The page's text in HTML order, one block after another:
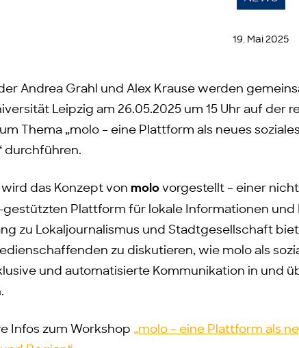
19. Mai 2025
Andrea Grahl und Alex Krause werden
Leipzig am 26.05.2025 um 15 Uhr auf der
Thema „molo – eine Plattform als neues
durchführen.
das Konzept von molo vorgestellt – einer
gestützten Plattform für lokale Informationen und
zu Lokaljournalismus und Stadtgesellschaft
zu diskutieren, wie molo als
und automatisierte Kommunikation in und
Infos zum Workshop „molo – eine Plattform als